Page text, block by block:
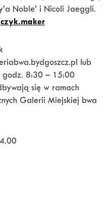
Noble’ i Nicoli Jaeggli.
lub
8:30 – 15:00
się w ramach
Galerii Miejskiej bwa